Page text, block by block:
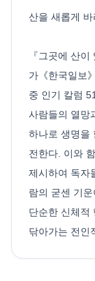
산을 새롭게 바
『그곳에 산
가《한국일보
중 인기 칼럼
사람들의 열망
하나로 생명을
전한다. 이와
제시하여 독자
람의 굳센 기
단순한 신체적
닦아가는 전인